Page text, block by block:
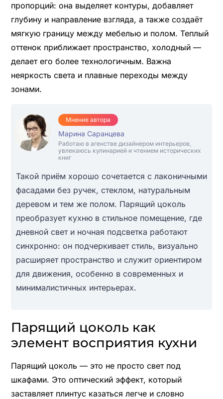
пропорций: она выделяет контуры, добавляет
глубину и направление взгляда, а также создаёт
мягкую границу между мебелью и полом. Теплый
оттенок приближает пространство, холодный —
делает его более технологичным. Важна
неяркость света и плавные переходы между
зонами.
Мнение автора
Марина Саранцева
Работаю в агенстве дизайнером интерьеров,
увлекаюсь кулинарией и чтением исторических
книг
Такой приём хорошо сочетается с лаконичными
фасадами без ручек, стеклом, натуральным
деревом и тем же полом. Парящий цоколь
преобразует кухню в стильное помещение, где
дневной свет и ночная подсветка работают
синхронно: он подчеркивает стиль, визуально
расширяет пространство и служит ориентиром
для движения, особенно в современных и
минималистичных интерьерах.
Парящий цоколь как
элемент восприятия кухни
Парящий цоколь — это не просто свет под
шкафами. Это оптический эффект, который
заставляет плинтус казаться легче и словно